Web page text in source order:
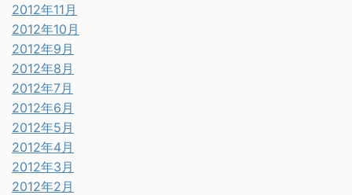
2012年11月
2012年10月
2012年9月
2012年8月
2012年7月
2012年6月
2012年5月
2012年4月
2012年3月
2012年2月